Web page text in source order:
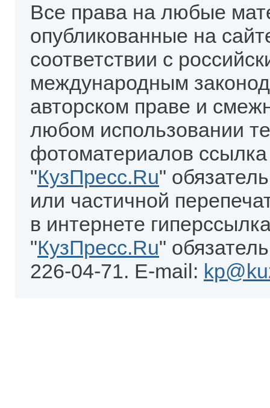
Все права на любые
опубликованные на
соответствии с
международным
авторском праве и
любом использовании
фотоматериалов
"КузПресс.Ru"
или частичной
в интернете
"КузПресс.Ru"
226-04-71. E-mail: